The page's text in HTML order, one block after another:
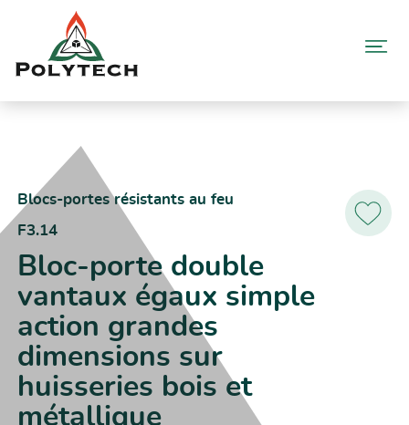
contenu
dimensions sur huisseries bois et métallique
Ajoutez
Blocs-portes résistants au feu
F3.14
Bloc-porte double
vantaux égaux simple
action grandes
dimensions sur
huisseries bois et
métallique